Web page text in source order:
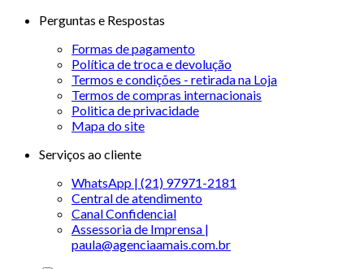
Perguntas e Respostas
Formas de pagamento
Política de troca e devolução
Termos e condições - retirada na Loja
Termos de compras internacionais
Politica de privacidade
Mapa do site
Serviços ao cliente
WhatsApp | (21) 97971-2181
Central de atendimento
Canal Confidencial
Assessoria de Imprensa |
paula@agenciaamais.com.br